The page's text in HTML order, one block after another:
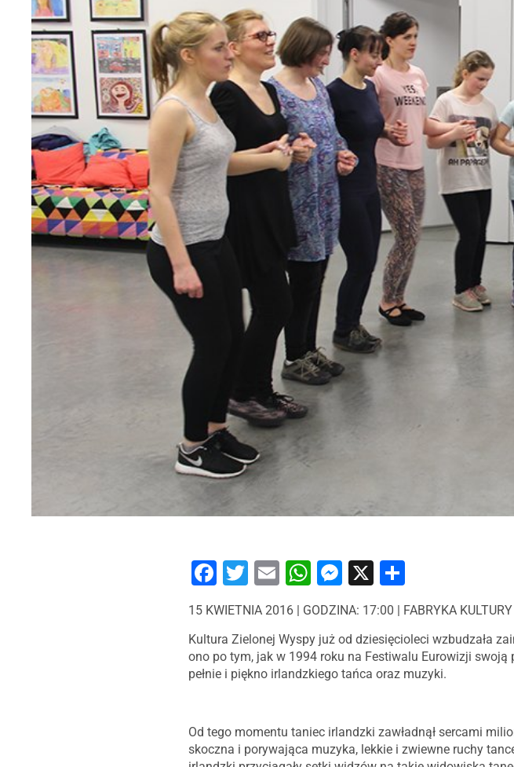
Facebook
Twitter
EmailWhatsApp
Messenger
X
15 KWIETNIA 2016 | GODZINA: 17:00 | FABRYKA KULTURY |
Kultura Zielonej Wyspy już od dziesięcioleci wzbudzała
ono po tym, jak w 1994 roku na Festiwalu Eurowizji swoją
pełnie i piękno irlandzkiego tańca oraz muzyki.
Od tego momentu taniec irlandzki zawładnął sercami
skoczna i porywająca muzyka, lekkie i zwiewne ruchy